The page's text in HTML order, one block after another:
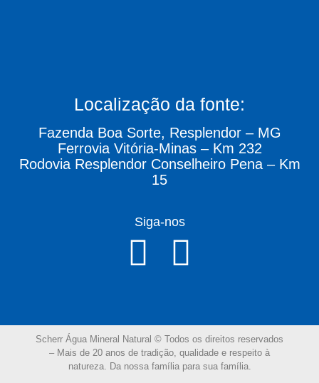
Localização da fonte:
Fazenda Boa Sorte, Resplendor – MG
Ferrovia Vitória-Minas – Km 232
Rodovia Resplendor Conselheiro Pena – Km
15
Siga-nos
Scherr Água Mineral Natural © Todos os direitos reservados
– Mais de 20 anos de tradição, qualidade e respeito à
natureza. Da nossa família para sua família.